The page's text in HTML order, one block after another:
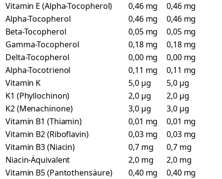
Vitamin E (Alpha-Tocopherol)
0,46 mg
0,46 mg
Alpha-Tocopherol
0,46 mg
0,46 mg
Beta-Tocopherol
0,05 mg
0,05 mg
Gamma-Tocopherol
0,18 mg
0,18 mg
Delta-Tocopherol
0,00 mg
0,00 mg
Alpha-Tocotrienol
0,11 mg
0,11 mg
Vitamin K
5,0 µg
5,0 µg
K1 (Phyllochinon)
2,0 µg
2,0 µg
K2 (Menachinone)
3,0 µg
3,0 µg
Vitamin B1 (Thiamin)
0,01 mg
0,01 mg
Vitamin B2 (Riboflavin)
0,03 mg
0,03 mg
Vitamin B3 (Niacin)
0,7 mg
0,7 mg
Niacin-Äquivalent
2,0 mg
2,0 mg
Vitamin B5 (Pantothensäure)
0,40 mg
0,40 mg